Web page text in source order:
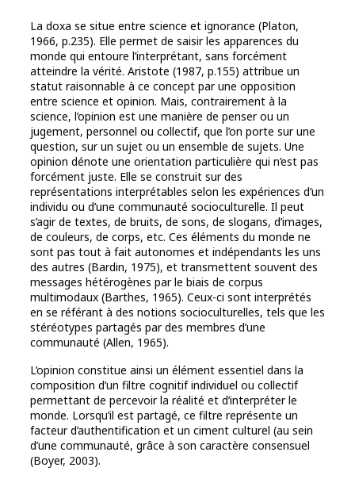
La doxa se situe entre science et ignorance (Platon,
1966, p.235). Elle permet de saisir les apparences du
monde qui entoure l’interprétant, sans forcément
atteindre la vérité. Aristote (1987, p.155) attribue un
statut raisonnable à ce concept par une opposition
entre science et opinion. Mais, contrairement à la
science, l’opinion est une manière de penser ou un
jugement, personnel ou collectif, que l’on porte sur une
question, sur un sujet ou un ensemble de sujets. Une
opinion dénote une orientation particulière qui n’est pas
forcément juste. Elle se construit sur des
représentations interprétables selon les expériences d’un
individu ou d’une communauté socioculturelle. Il peut
s’agir de textes, de bruits, de sons, de slogans, d’images,
de couleurs, de corps, etc. Ces éléments du monde ne
sont pas tout à fait autonomes et indépendants les uns
des autres (Bardin, 1975), et transmettent souvent des
messages hétérogènes par le biais de corpus
multimodaux (Barthes, 1965). Ceux-ci sont interprétés
en se référant à des notions socioculturelles, tels que les
stéréotypes partagés par des membres d’une
communauté (Allen, 1965).
L’opinion constitue ainsi un élément essentiel dans la
composition d’un filtre cognitif individuel ou collectif
permettant de percevoir la réalité et d’interpréter le
monde. Lorsqu’il est partagé, ce filtre représente un
facteur d’authentification et un ciment culturel (au sein
d’une communauté, grâce à son caractère consensuel
(Boyer, 2003).